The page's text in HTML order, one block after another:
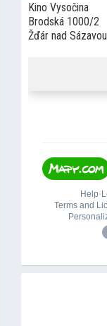
Kino Vysočina
Brodská 1000/2
Žďár nad Sázavou